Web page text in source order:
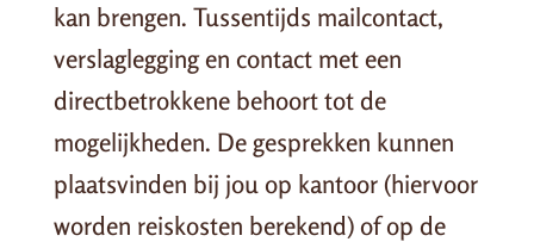
kan brengen. Tussentijds mailcontact,
verslaglegging en contact met een
directbetrokkene behoort tot de
mogelijkheden. De gesprekken kunnen
plaatsvinden bij jou op kantoor (hiervoor
worden reiskosten berekend) of op de